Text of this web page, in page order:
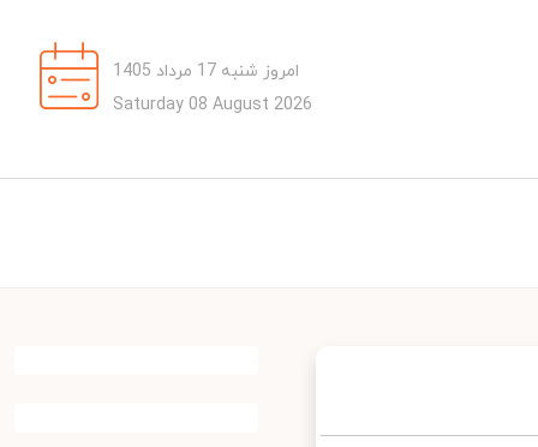
امروز شنبه 17 مرداد 1405
Saturday 08 August 2026